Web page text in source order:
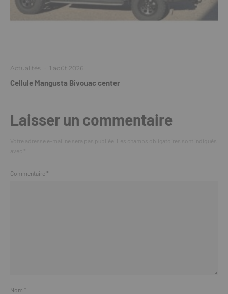
Actualités · 1 août 2026
Cellule Mangusta Bivouac center
Laisser un commentaire
Commentaire *
Nom *